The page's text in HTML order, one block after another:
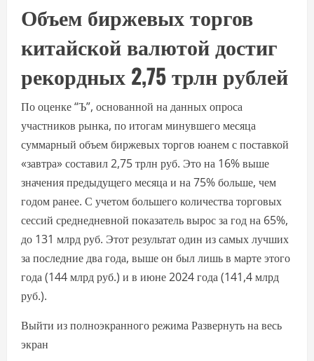
Объем биржевых торгов
китайской валютой достиг
рекордных 2,75 трлн рублей
По оценке “Ъ”, основанной на данных опроса
участников рынка, по итогам минувшего месяца
суммарный объем биржевых торгов юанем с поставкой
«завтра» составил 2,75 трлн руб. Это на 16% выше
значения предыдущего месяца и на 75% больше, чем
годом ранее. С учетом большего количества торговых
сессий среднедневной показатель вырос за год на 65%,
до 131 млрд руб. Этот результат один из самых лучших
за последние два года, выше он был лишь в марте этого
года (144 млрд руб.) и в июне 2024 года (141,4 млрд
руб.).
Выйти из полноэкранного режима Развернуть на весь
экран